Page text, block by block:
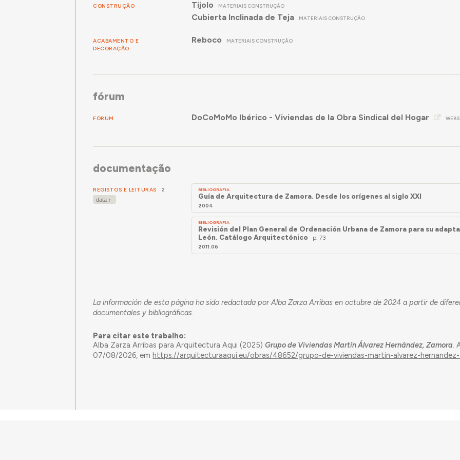
CONSTRUÇÃO Tijolo MATERIAIS CONSTRUÇÃO
Cubierta Inclinada de Teja MATERIAIS CONSTRUÇÃO
ACABAMENTO E
DECORAÇÃO
Reboco MATERIAIS CONSTRUÇÃO
fórum
FÓRUM DoCoMoMo Ibérico - Viviendas de la Obra Sindical del Hogar
documentação
REGISTOS E LEITURAS 2 BIBLIOGRAFIA
Guía de Arquitectura de Zamora. Desde los orígenes al siglo XXI
2004
BIBLIOGRAFIA
Revisión del Plan General de Ordenación Urbana de Zamora para su
León. Catálogo Arquitectónico
p. 73
2011.06
La información de esta página ha sido redactada por Alba Zarza Arribas en octubre de 2024 a partir de
documentales y bibliográficas.
Para citar este trabalho:
Alba Zarza Arribas para Arquitectura Aqui (2025)Grupo de Viviendas Martín Álvarez Hernández, Zamora.
07/08/2026, em https://arquitecturaaqui.eu/obras/48652/grupo-de-viviendas-martin-alvarez-